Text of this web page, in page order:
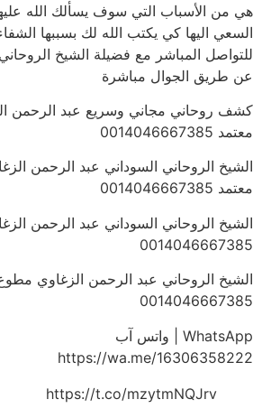
هي من الأسباب التي سوف يسألك الله
السعي اليها كي يكتب الله لك بسببها
للتواصل المباشر مع فضيلة الشيخ
عن طريق الجوال مباشرة
كشف روحاني مجاني وسريع عبد الرحمن
معتمد 0014046667385
الشيخ الروحاني السوداني عبد الرحمن
معتمد 0014046667385
الشيخ الروحاني السوداني عبد الرحمن
0014046667385
الشيخ الروحاني عبد الرحمن الزغاوي
0014046667385
WhatsApp | واتس آب
https://wa.me/16306358222
https://t.co/mzytmNQJrv